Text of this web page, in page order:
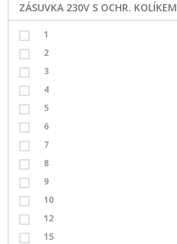
ZÁSUVKA 230V S OCHR. KOLÍKEM
1
2
3
4
5
6
7
8
9
10
12
15